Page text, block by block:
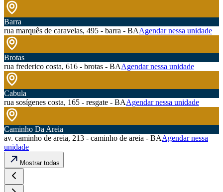
Barra
rua marquês de caravelas, 495 - barra - BAAgendar nessa unidade
Brotas
rua frederico costa, 616 - brotas - BAAgendar nessa unidade
Cabula
rua sosígenes costa, 165 - resgate - BAAgendar nessa unidade
Caminho Da Areia
av. caminho de areia, 213 - caminho de areia - BAAgendar nessa
unidade
Mostrar todas